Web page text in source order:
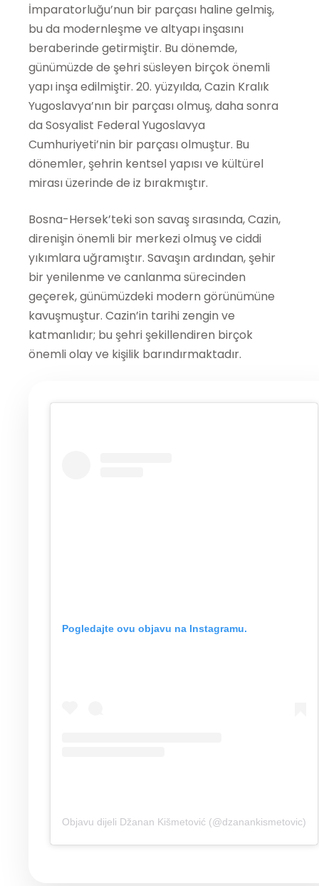
Pogledajte ovu objavu na Instagramu.
Objavu dijeli Džanan Kišmetović (@dzanankismetovic)
İmparatorluğu’nun bir parçası haline gelmiş,
bu da modernleşme ve altyapı inşasını
beraberinde getirmiştir. Bu dönemde,
günümüzde de şehri süsleyen birçok önemli
yapı inşa edilmiştir. 20. yüzyılda, Cazin Kralık
Yugoslavya’nın bir parçası olmuş, daha sonra
da Sosyalist Federal Yugoslavya
Cumhuriyeti’nin bir parçası olmuştur. Bu
dönemler, şehrin kentsel yapısı ve kültürel
mirası üzerinde de iz bırakmıştır.
Bosna-Hersek’teki son savaş sırasında, Cazin,
direnişin önemli bir merkezi olmuş ve ciddi
yıkımlara uğramıştır. Savaşın ardından, şehir
bir yenilenme ve canlanma sürecinden
geçerek, günümüzdeki modern görünümüne
kavuşmuştur. Cazin’in tarihi zengin ve
katmanlıdır; bu şehri şekillendiren birçok
önemli olay ve kişilik barındırmaktadır.